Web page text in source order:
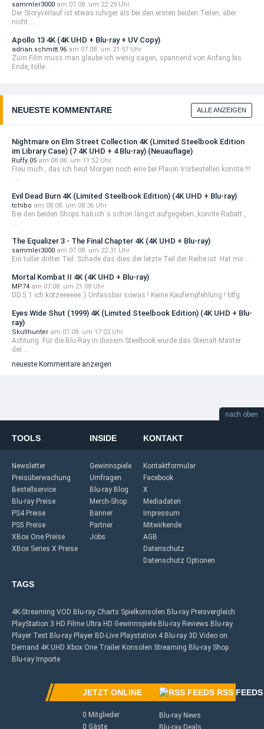
sammler3000 am 07.08. um 22:29 Uhr
Der Storyverlauf ist etwas ruhiger als bei den ersten beiden Teilen, aber
nicht ...
Apollo 13 4K (4K UHD + Blu-ray + UV Copy)
adrian.schmitt.96 am 07.08. um 21:57 Uhr
Zum Film muss man glaube ich wenig sagen, spannend von Anfang bis
Ende, tolle ...
NEUESTE KOMMENTARE ALLE ANZEIGEN
Nightmare on Elm Street Collection 4K (Limited Steelbook Edition
im Library Case) (7 4K UHD + 4 Blu-ray) (Neuauflage)
Ruffy 05 am 08.08. um 11:52 Uhr
Freu mich , das ich heut Morgen noch eine bei Plaion Vorbestellen konnte !!!
. ...
Evil Dead Burn 4K (Limited Steelbook Edition) (4K UHD + Blu-ray)
tchibo am 08.08. um 08:36 Uhr
Bei den beiden Shops hab ich`s schon längst aufgegeben ,konnte Rabatt ,
...
The Equalizer 3 - The Final Chapter 4K (4K UHD + Blu-ray)
sammler3000 am 07.08. um 22:31 Uhr
Ein toller dritter Teil. Schade das dies der letzte Teil der Reihe ist. Hat mir ...
Mortal Kombat II 4K (4K UHD + Blu-ray)
MP74 am 07.08. um 21:08 Uhr
DD.5.1 ich kotzeeeeee :) Unfassbar sowas ! Keine Kaufempfehlung ! Mfg
Eyes Wide Shut (1999) 4K (Limited Steelbook Edition) (4K UHD + Blu-
ray)
Skullhunter am 07.08. um 17:02 Uhr
Achtung: Für die Blu-Ray in diesem Steelbook wurde das Steinalt-Master
der ...
neueste Kommentare anzeigen
nach oben
TOOLS
Newsletter
Preisüberwachung
Bestellservice
Blu-ray Preise
PS4 Preise
PS5 Preise
XBox One Preise
XBox Series X Preise
INSIDE
Gewinnspiele
Umfragen
Blu-ray Blog
Merch-Shop
Banner
Partner
Jobs
KONTAKT
Kontaktformular
Facebook
X
Mediadaten
Impressum
Mitwirkende
AGB
Datenschutz
Datenschutz Optionen
TAGS
4K-Streaming VOD Blu-ray Charts Spielkonsolen Blu-ray Preisvergleich
PlayStation 3 HD Filme Ultra HD Gewinnspiele Blu-ray Reviews Blu-ray
Player Test Blu-ray Player BD-Live Playstation 4 Blu-ray 3D Video on
Demand 4K UHD Xbox One Trailer Konsolen Streaming Blu-ray Shop
Blu-ray Importe
JETZT ONLINE
0 Mitglieder
0 Gäste
RSS FEEDS
Blu-ray News
Blu-ray Deals